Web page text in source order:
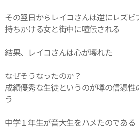
その翌日からレイコさんは逆にレズビ
持ちかける女と街中に喧伝される
結果、レイコさんは心が壊れた
なぜそうなったのか？
成績優秀な生徒というのが噂の信憑性
う
中学１年生が音大生をハメたのである